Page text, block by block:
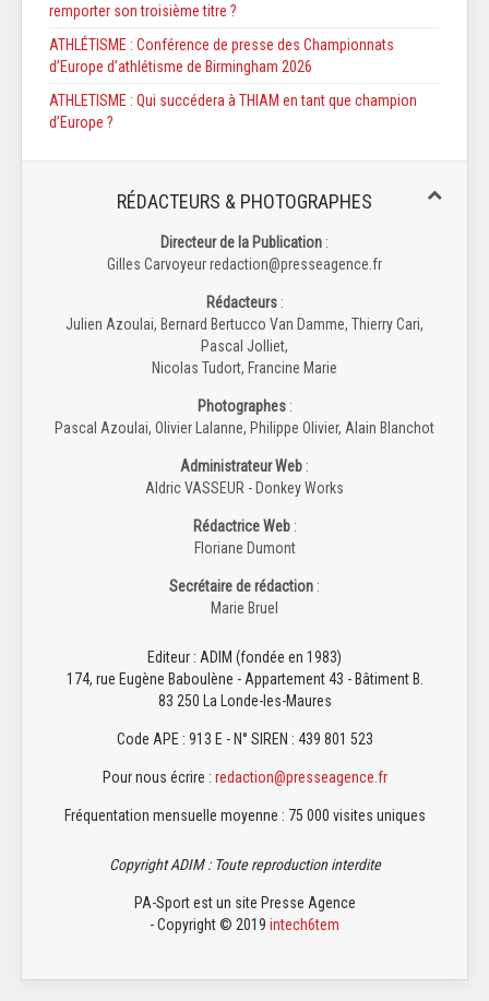
remporter son troisième titre ?
ATHLÉTISME : Conférence de presse des Championnats
d’Europe d’athlétisme de Birmingham 2026
ATHLETISME : Qui succédera à THIAM en tant que champion
d’Europe ?
RÉDACTEURS & PHOTOGRAPHES
Directeur de la Publication :
Gilles Carvoyeur redaction@presseagence.fr
Rédacteurs:
Julien Azoulai, Bernard Bertucco Van Damme, Thierry Cari,
Pascal Jolliet,
Nicolas Tudort, Francine Marie
Photographes:
Pascal Azoulai, Olivier Lalanne, Philippe Olivier, Alain Blanchot
Administrateur Web :
Aldric VASSEUR - Donkey Works
Rédactrice Web:
Floriane Dumont
Secrétaire de rédaction :
Marie Bruel
Editeur : ADIM (fondée en 1983)
174, rue Eugène Baboulène - Appartement 43 - Bâtiment B.
83 250 La Londe-les-Maures
Code APE : 913 E - N° SIREN : 439 801 523
Pour nous écrire : redaction@presseagence.fr
Fréquentation mensuelle moyenne : 75 000 visites uniques
Copyright ADIM : Toute reproduction interdite
PA-Sport est un site Presse Agence
- Copyright © 2019 intech6tem